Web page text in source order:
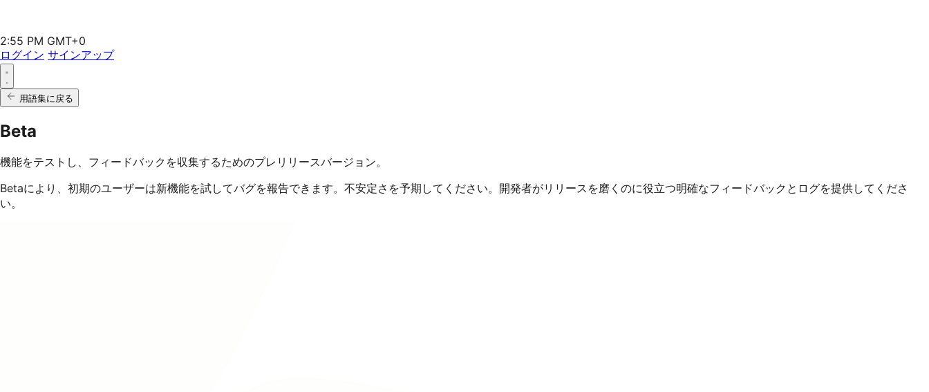
2:55 PM GMT+0
ログイン サインアップ
用語集に戻る
Beta
機能をテストし、フィードバックを収集するためのプレリリースバージョン。
Betaにより、初期のユーザーは新機能を試してバグを報告できます。不安定さを予期してください。開発者がリリースを磨くのに役立つ明確なフィードバックとログを提供してくださ
い。